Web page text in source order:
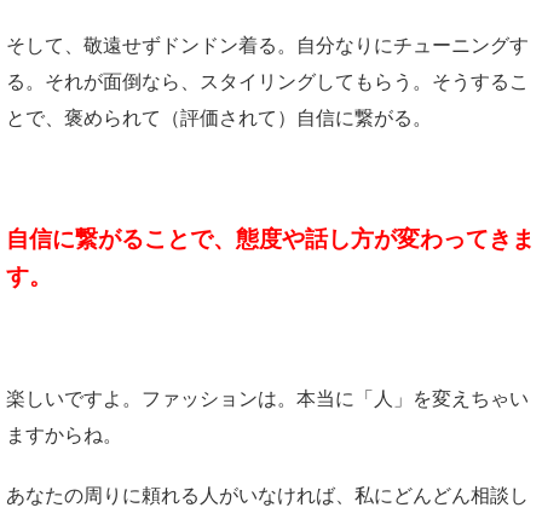
そして、敬遠せずドンドン着る。自分なりにチューニングす
る。それが面倒なら、スタイリングしてもらう。そうするこ
とで、褒められて（評価されて）自信に繋がる。
自信に繋がることで、態度や話し方が変わってきま
す。
楽しいですよ。ファッションは。本当に「人」を変えちゃい
ますからね。
あなたの周りに頼れる人がいなければ、私にどんどん相談し